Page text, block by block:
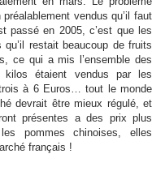
vendus qu’il faut
passé en 2005, c’est que les
restait beaucoup de fruits
ce qui a mis l’ensemble des
étaient vendus par les
à 6 Euros… tout le monde
devrait être mieux régulé, et
présentes a des prix plus
pommes chinoises, elles
français !